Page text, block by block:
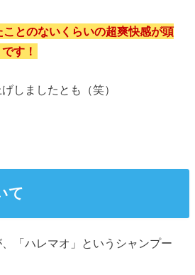
とのないくらいの超爽快感が頭
す！
しましたとも（笑）
て
「ハレマオ」というシャンプー